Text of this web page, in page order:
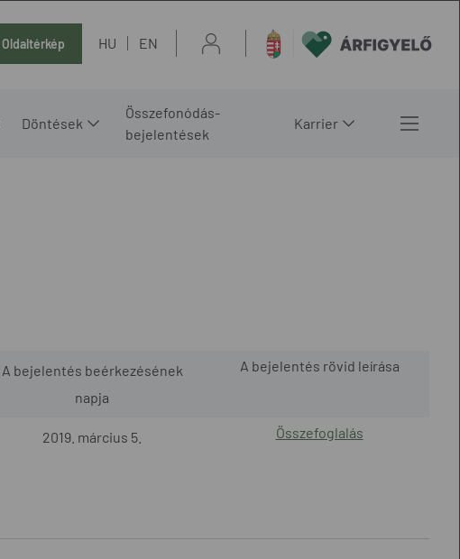
Oldaltérkép HU EN
Döntések
Összefonódás-
bejelentések
Karrier
A bejelentés beérkezésének
napja
A bejelentés rövid leírása
2019. március 5. Összefoglalás